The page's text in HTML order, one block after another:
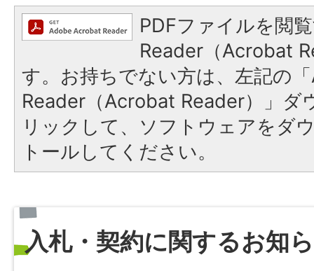
PDFファイルを閲
Reader（Acrobat
す。お持ちでない方は、左記の
Reader（Acrobat Reader）」ダ
リックして、ソフトウェアをダ
トールしてください。
入札・契約に関するお知